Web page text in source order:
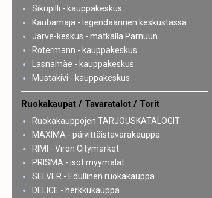
Sikupilli - kauppakeskus
Kaubamaja - legendaarinen keskustassa
Järve-keskus - matkalla Pärnuun
Rotermann - kauppakeskus
Lasnamäe - kauppakeskus
Mustakivi - kauppakeskus
Ruokakaupat / Tavaratalot / Torit
Ruokakauppojen TARJOUSKATALOGIT
MAXIMA - päivittäistavarakauppa
RIMI - Viron Citymarket
PRISMA - isot myymälät
SELVER - Edullinen ruokakauppa
DELICE - herkkukauppa